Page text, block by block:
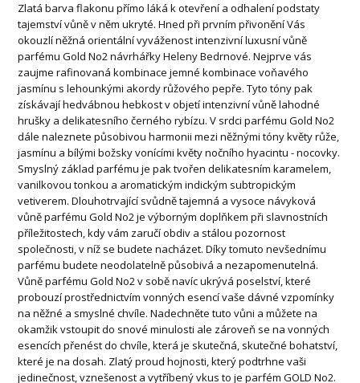
Zlatá barva flakonu přímo láká k otevření a odhalení podstaty
tajemství vůně v něm ukryté. Hned při prvním přivonění Vás
okouzlí něžná orientální vyváženost intenzivní luxusní vůně
parfému Gold No2 návrhářky Heleny Bedrnové. Nejprve vás
zaujme rafinovaná kombinace jemné kombinace voňavého
jasmínu s lehounkými akordy růžového pepře. Tyto tóny pak
získávají hedvábnou hebkost v objetí intenzivní vůně lahodné
hrušky a delikatesního černého rybízu. V srdci parfému Gold No2
dále naleznete působivou harmonii mezi něžnými tóny květy růže,
jasmínu a bílými božsky vonícími květy nočního hyacintu - nocovky.
Smyslný základ parfému je pak tvořen delikatesním karamelem,
vanilkovou tonkou a aromatickým indickým subtropickým
vetiverem. Dlouhotrvající svůdně tajemná a vysoce návyková
vůně parfému Gold No2 je výborným doplňkem při slavnostních
příležitostech, kdy vám zaručí obdiv a stálou pozornost
společnosti, v níž se budete nacházet. Díky tomuto nevšednímu
parfému budete neodolatelně působivá a nezapomenutelná.
Vůně parfému Gold No2 v sobě navíc ukrývá poselství, které
probouzí prostřednictvím vonných esencí vaše dávné vzpomínky
na něžné a smyslné chvíle. Nadechněte tuto vůni a můžete na
okamžik vstoupit do snové minulosti ale zároveň se na vonných
esencích přenést do chvíle, která je skutečná, skutečné bohatství,
které je na dosah. Zlatý proud hojnosti, který podtrhne vaši
jedinečnost, vznešenost a vytříbený vkus to je parfém GOLD No2.